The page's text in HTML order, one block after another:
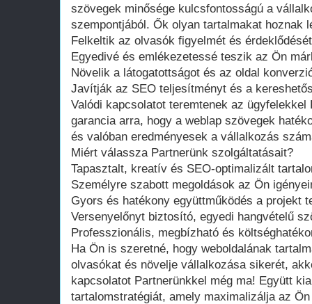
szövegek minősége kulcsfontosságú a
szempontjából. Ők olyan tartalmakat hoznak
Felkeltik az olvasók figyelmét és érdeklődését
Egyedivé és emlékezetessé teszik az Ön
Növelik a látogatottságot és az oldal
Javítják az SEO teljesítményt és a
Valódi kapcsolatot teremtenek az
garancia arra, hogy a weblap szövegek
és valóban eredményesek a vállalkozás
Miért válassza Partnerünk szolgáltatásait?
Tapasztalt, kreatív és SEO-optimalizált
Személyre szabott megoldások az Ön
Gyors és hatékony együttműködés a projekt
Versenyelőnyt biztosító, egyedi hangvételű
Professzionális, megbízható és
Ha Ön is szeretné, hogy weboldalának
olvasókat és növelje vállalkozása sikerét,
kapcsolatot Partnerünkkel még ma! Együtt
tartalomstratégiát, amely maximalizálja az